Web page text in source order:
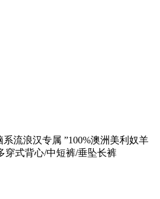
流浪汉专属 ”100%澳洲美利奴羊
穿式背心/中短裤/垂坠长裤